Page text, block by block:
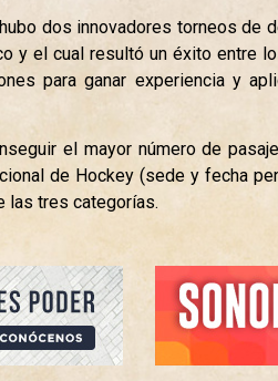
dos innovadores torneos de
y el cual resultó un éxito entre
para ganar experiencia y
el mayor número de
de Hockey (sede y fecha
las tres categorías.